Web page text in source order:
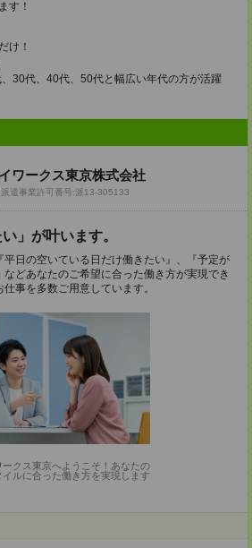
す！
け！
、30代、40代、50代と幅広い年代の方が活躍
ワークス東京株式会社
遣事業許可番号:派13-305133
」が叶います。
日の空いている日だけ働きたい』、『予定が
どあなたのご希望に合った働き方が実現でき
事を多数ご用意しています。
ークス東京へようこそ！あなたの
イルに合った働き方を実現します